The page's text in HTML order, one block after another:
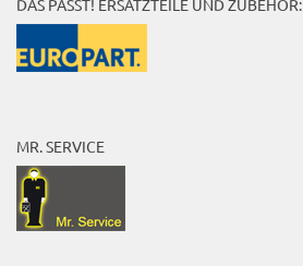
DAS PASST! ERSATZTEILE UND ZUBEHÖR:
MR. SERVICE